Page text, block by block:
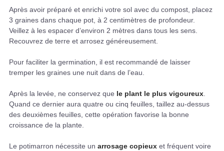
Après avoir préparé et enrichi votre sol avec du compost, placez
3 graines dans chaque pot, à 2 centimètres de profondeur.
Veillez à les espacer d’environ 2 mètres dans tous les sens.
Recouvrez de terre et arrosez généreusement.
Pour faciliter la germination, il est recommandé de laisser
tremper les graines une nuit dans de l’eau.
Après la levée, ne conservez que le plant le plus vigoureux
Quand ce dernier aura quatre ou cinq feuilles, taillez au-dessus
des deuxièmes feuilles, cette opération favorise la bonne
croissance de la plante.
Le potimarron nécessite un arrosage copieux et fréquent voire